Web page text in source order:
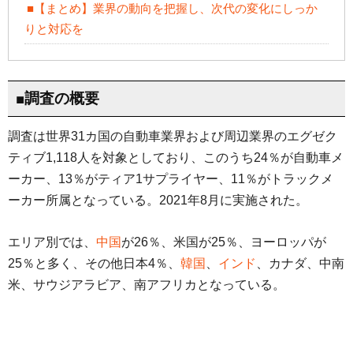
■【まとめ】業界の動向を把握し、次代の変化にしっか
りと対応を
■調査の概要
調査は世界31カ国の自動車業界および周辺業界のエグゼク
ティブ1,118人を対象としており、このうち24％が自動車メ
ーカー、13％がティア1サプライヤー、11％がトラックメ
ーカー所属となっている。2021年8月に実施された。
エリア別では、 中国 が26％、米国が25％、ヨーロッパが
25％と多く、その他日本4％、 韓国 インド
、カナダ、中南
米、サウジアラビア、南アフリカとなっている。